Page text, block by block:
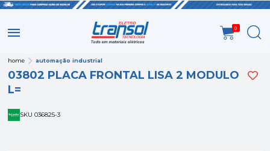
0
home automação industrial
03802 PLACA FRONTAL LISA 2 MODULO
L=
SKU 036825-3